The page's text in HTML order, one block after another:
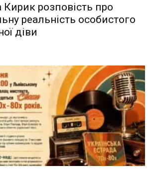
розповість про
реальність особистого
діви